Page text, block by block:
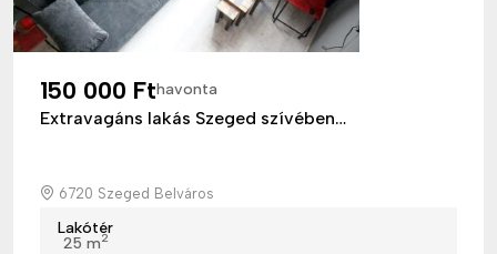
150 000 Fthavonta
Extravagáns lakás Szeged szívében…
6720 Szeged Belváros
Lakótér
25 m2